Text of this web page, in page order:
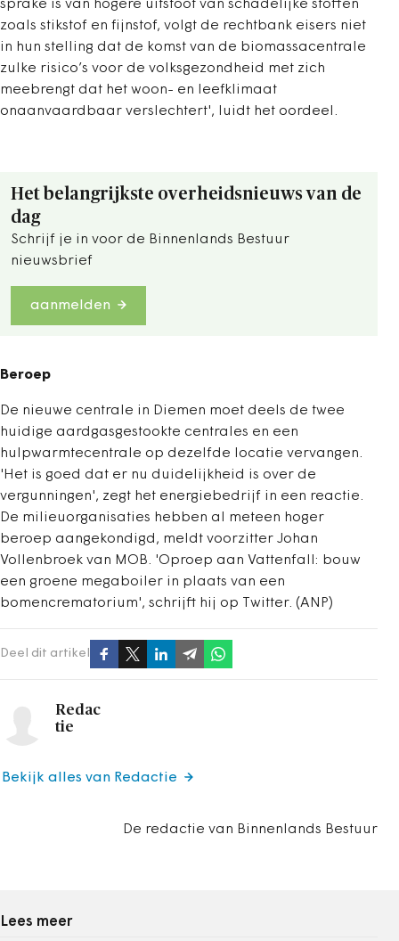
sprake is van hogere uitstoot van schadelijke stoffen
zoals stikstof en fijnstof, volgt de rechtbank eisers niet
in hun stelling dat de komst van de biomassacentrale
zulke risico’s voor de volksgezondheid met zich
meebrengt dat het woon- en leefklimaat
onaanvaardbaar verslechtert', luidt het oordeel.
Het belangrijkste overheidsnieuws van de
dag
Schrijf je in voor de Binnenlands Bestuur
nieuwsbrief
aanmelden
Beroep
De nieuwe centrale in Diemen moet deels de twee
huidige aardgasgestookte centrales en een
hulpwarmtecentrale op dezelfde locatie vervangen.
'Het is goed dat er nu duidelijkheid is over de
vergunningen', zegt het energiebedrijf in een reactie.
De milieuorganisaties hebben al meteen hoger
beroep aangekondigd, meldt voorzitter Johan
Vollenbroek van MOB. 'Oproep aan Vattenfall: bouw
een groene megaboiler in plaats van een
bomencrematorium', schrijft hij op Twitter. (ANP)
Deel dit artikel
Redac
tie
De redactie van Binnenlands Bestuur
Bekijk alles van Redactie
Lees meer